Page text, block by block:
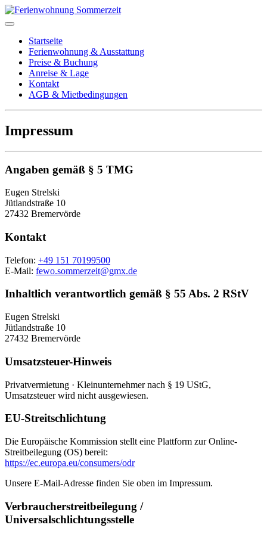
Startseite
Ferienwohnung & Ausstattung
Preise & Buchung
Anreise & Lage
Kontakt
AGB & Mietbedingungen
Impressum
Angaben gemäß § 5 TMG
Eugen Strelski
Jütlandstraße 10
27432 Bremervörde
Kontakt
Telefon: +49 151 70199500
E-Mail: fewo.sommerzeit@gmx.de
Inhaltlich verantwortlich gemäß § 55 Abs. 2 RStV
Eugen Strelski
Jütlandstraße 10
27432 Bremervörde
Umsatzsteuer-Hinweis
Privatvermietung · Kleinunternehmer nach § 19 UStG,
Umsatzsteuer wird nicht ausgewiesen.
EU-Streitschlichtung
Die Europäische Kommission stellt eine Plattform zur Online-
Streitbeilegung (OS) bereit:
https://ec.europa.eu/consumers/odr
Unsere E-Mail-Adresse finden Sie oben im Impressum.
Verbraucherstreitbeilegung /
Universalschlichtungsstelle